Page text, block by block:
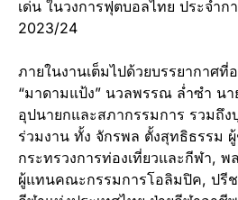
เด่น ในวงการฟุตบอลไทย ประจำ
2023/24
ภายในงานเต็มไปด้วยบรรยากาศ
“มาดามแป้ง” นวลพรรณ ล่ำซำ น
อุปนายกและสภากรรมการ รวมถึ
ร่วมงาน ทั้ง จักรพล ตั้งสุทธิธรรม
กระทรวงการท่องเที่ยวและกีฬา,
ผู้แทนคณะกรรมการโอลิมปิค, ปรีช